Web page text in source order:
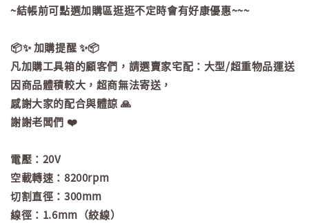
~結帳前可點選加購區逛逛不定時會有好康優惠~~~
📦✨ 加購提醒 ✨📦
凡加購工具箱的顧客們，請選賣家宅配：大型/超重物品運送
因商品體積較大，超商無法寄送，
感謝大家的配合與體諒 🙏
謝謝老闆們 ❤️
電壓：20V
空載轉速：8200rpm
切割直徑：300mm
線徑：1.6mm（絞線）